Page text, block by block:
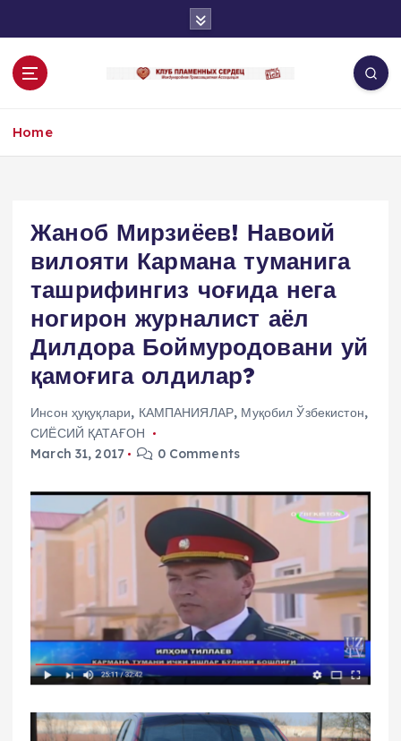
o
Home
Жаноб Мирзиёев! Навоий
вилояти Кармана туманига
ташрифингиз чоғида нега
ногирон журналист аёл
Дилдора Боймуродовани уй
қамоғига олдилар?
Инсон ҳуқуқлари, КАМПАНИЯЛАР, Муқобил Ўзбекистон,
СИЁСИЙ ҚАТАҒОН
March 31, 2017
0 Comments